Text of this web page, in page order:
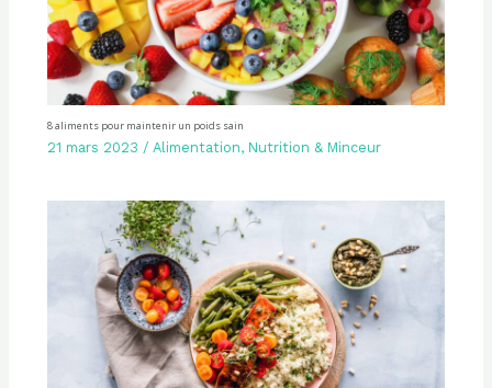
8 aliments pour maintenir un poids sain
21 mars 2023 / Alimentation, Nutrition & Minceur